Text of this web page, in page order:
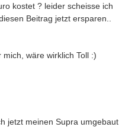
kostet ? leider scheisse ich
Beitrag jetzt ersparen..
wäre wirklich Toll :)
jetzt meinen Supra umgebaut